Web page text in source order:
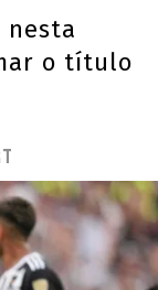
nesta
o título